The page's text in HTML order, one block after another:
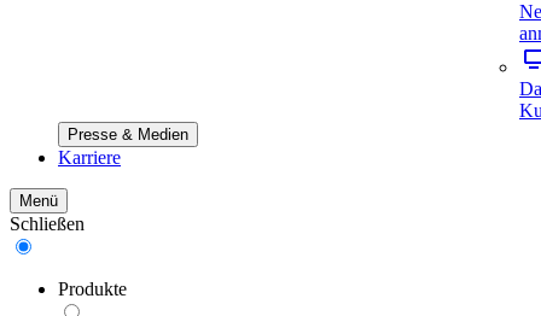
Presse & Medien
Karriere
Menü
Schließen
Produkte